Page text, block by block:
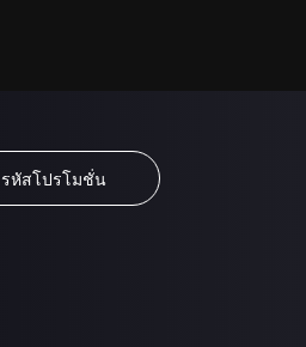
รหัสโปรโมชั่น